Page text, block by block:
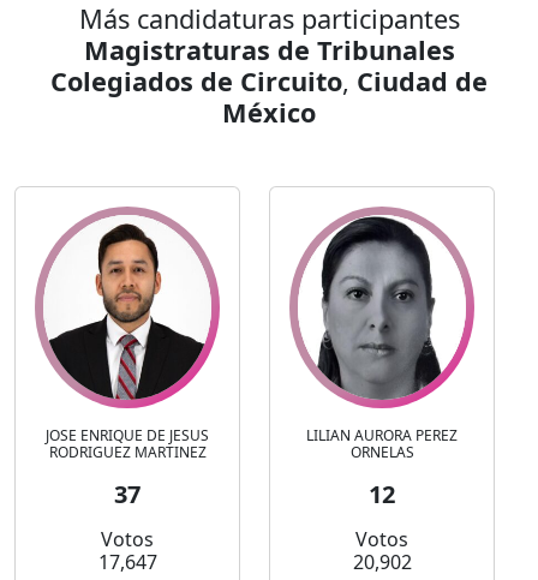
Más candidaturas participantes
Magistraturas de Tribunales
Colegiados de Circuito, Ciudad de
México
JOSE ENRIQUE DE JESUS
RODRIGUEZ MARTINEZ
37
Votos
17,647
LILIAN AURORA PEREZ
ORNELAS
12
Votos
20,902